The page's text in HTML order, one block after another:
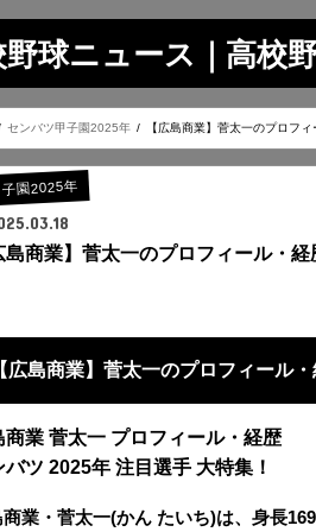
野球ニュース｜高校
センバツ甲子園2025年 【広島商業】菅太一のプロフ
園2025年
島商業】菅太一のプロフィール・経
【広島商業】菅太一のプロフィール
商業 菅太一 プロフィール・経歴
バツ 2025年 注目選手 大特集！
商業・菅太一(かん たいち)は、身長